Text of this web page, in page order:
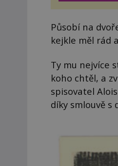
Působí na
kejkle měl rád
Ty mu nejvíce
koho chtěl, a
spisovatel
díky smlouvě s